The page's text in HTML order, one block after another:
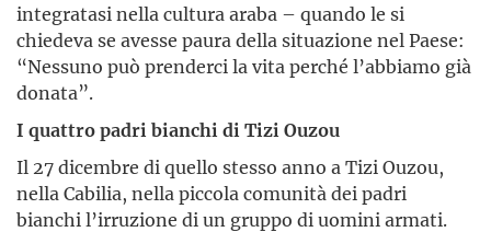
integratasi nella cultura araba – quando le si
chiedeva se avesse paura della situazione nel Paese:
“Nessuno può prenderci la vita perché l’abbiamo già
donata”.
I quattro padri bianchi di Tizi Ouzou
Il 27 dicembre di quello stesso anno a Tizi Ouzou,
nella Cabilia, nella piccola comunità dei padri
bianchi l’irruzione di un gruppo di uomini armati.